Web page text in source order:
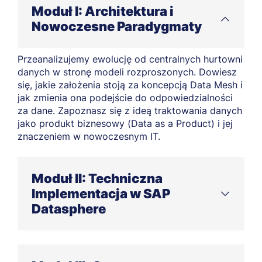
Moduł I: Architektura i
Nowoczesne Paradygmaty
Przeanalizujemy ewolucję od centralnych hurtowni
danych w stronę modeli rozproszonych. Dowiesz
się, jakie założenia stoją za koncepcją Data Mesh i
jak zmienia ona podejście do odpowiedzialności
za dane. Zapoznasz się z ideą traktowania danych
jako produkt biznesowy (Data as a Product) i jej
znaczeniem w nowoczesnym IT.
Moduł II: Techniczna
Implementacja w SAP
Datasphere